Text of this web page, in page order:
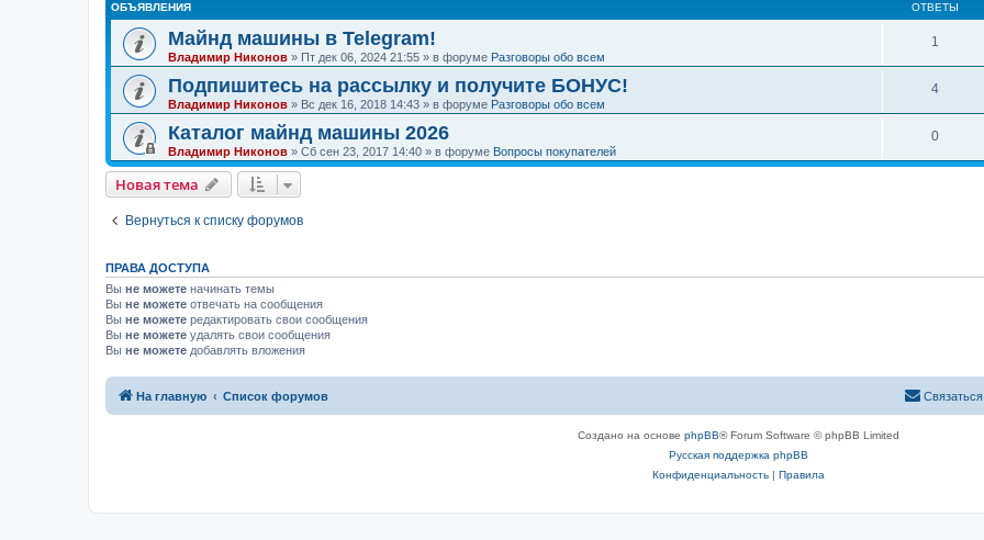
ОБЪЯВЛЕНИЯ ОТВЕТЫ
Майнд машины в Telegram!
Владимир Никонов » Пт дек 06, 2024 21:55 » в форуме Разговоры обо всем
1
Подпишитесь на рассылку и получите БОНУС!
Владимир Никонов » Вс дек 16, 2018 14:43 » в форуме Разговоры обо всем
4
Каталог майнд машины 2026
Владимир Никонов » Сб сен 23, 2017 14:40 » в форуме Вопросы покупателей
0
Новая тема
Вернуться к списку форумов
ПРАВА ДОСТУПА
Вы не можете начинать темы
Вы не можете отвечать на сообщения
Вы не можете редактировать свои сообщения
Вы не можете удалять свои сообщения
Вы не можете добавлять вложения
На главную Список форумов
Создано на основе phpBB® Forum Software © phpBB Limited
Русская поддержка phpBB
Конфиденциальность| Правила